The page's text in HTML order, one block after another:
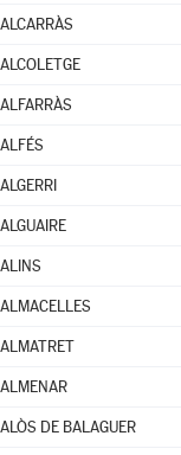
ALCARRÀS
ALCOLETGE
ALFARRÀS
ALFÉS
ALGERRI
ALGUAIRE
ALINS
ALMACELLES
ALMATRET
ALMENAR
ALÒS DE BALAGUER